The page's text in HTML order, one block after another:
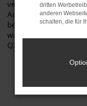
vertrauenswürdiger
Automobile geht.
beeindruckende Audi
warum Autohaus
Q2 Gebrauchtwagen
dritten
anderen
schalten, die für